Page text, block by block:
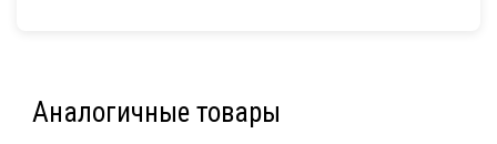
Аналогичные товары